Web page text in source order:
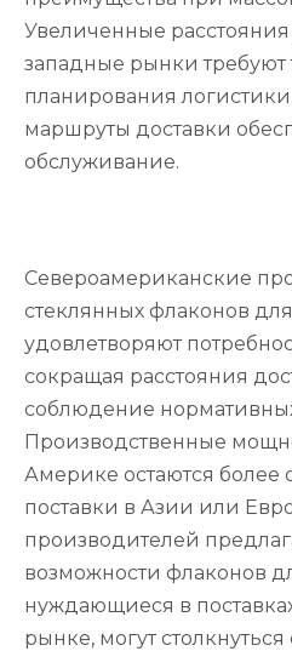
Увеличенные расстояния
западные рынки требуют
планирования
маршруты доставки
обслуживание.
Североамериканские
стеклянных флаконов
удовлетворяют
сокращая расстояния
соблюдение
Производственные
Америке остаются
поставки в Азии или
производителей
возможности флаконов
нуждающиеся в
рынке, могут